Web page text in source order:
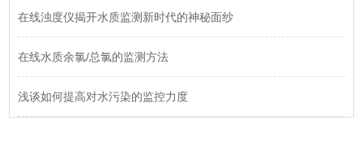
在线浊度仪揭开水质监测新时代的神秘面纱
在线水质余氯/总氯的监测方法
浅谈如何提高对水污染的监控力度